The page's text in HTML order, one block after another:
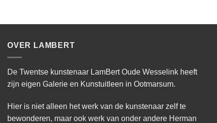
OVER LAMBERT
De Twentse kunstenaar LamBert Oude Wesselink heeft
zijn eigen Galerie en Kunstuitleen in Ootmarsum.
Hier is niet alleen het werk van de kunstenaar zelf te
bewonderen, maar ook werk van onder andere Herman